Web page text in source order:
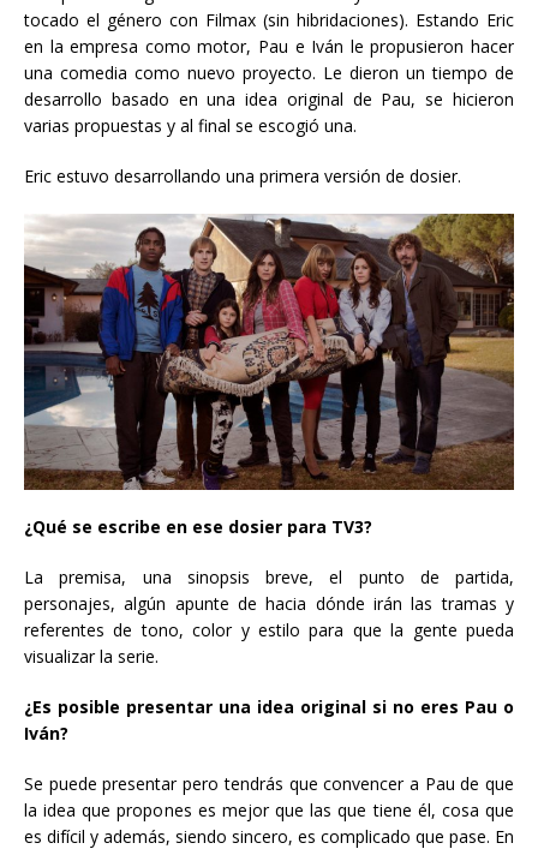
tocado el género con Filmax (sin hibridaciones). Estando Eric
en la empresa como motor, Pau e Iván le propusieron hacer
una comedia como nuevo proyecto. Le dieron un tiempo de
desarrollo basado en una idea original de Pau, se hicieron
varias propuestas y al final se escogió una.
Eric estuvo desarrollando una primera versión de dosier.
¿Qué se escribe en ese dosier para TV3?
La premisa, una sinopsis breve, el punto de partida,
personajes, algún apunte de hacia dónde irán las tramas y
referentes de tono, color y estilo para que la gente pueda
visualizar la serie.
¿Es posible presentar una idea original si no eres Pau o
Iván?
Se puede presentar pero tendrás que convencer a Pau de que
la idea que propones es mejor que las que tiene él, cosa que
es difícil y además, siendo sincero, es complicado que pase. En